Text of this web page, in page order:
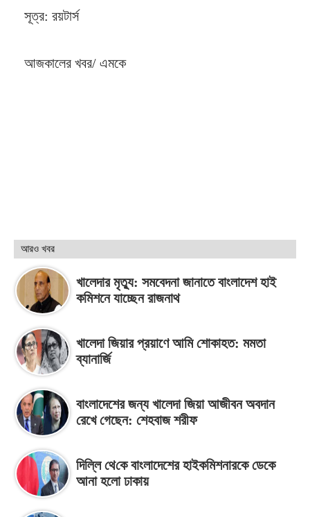
সূত্র: রয়টার্স
আজকালের খবর/ এমকে
আরও খবর
খালেদার মৃত্যু: সমবেদনা জানাতে বাংলাদেশ হাই
কমিশনে যাচ্ছেন রাজনাথ
খালেদা জিয়ার প্রয়াণে আমি শোকাহত: মমতা
ব্যানার্জি
বাংলাদেশের জন্য খালেদা জিয়া আজীবন অবদান
রেখে গেছেন: শেহবাজ শরীফ
দিল্লি থে‌কে বাংলাদেশের হাইকমিশনারকে ডেকে
আনা হলো ঢাকায়